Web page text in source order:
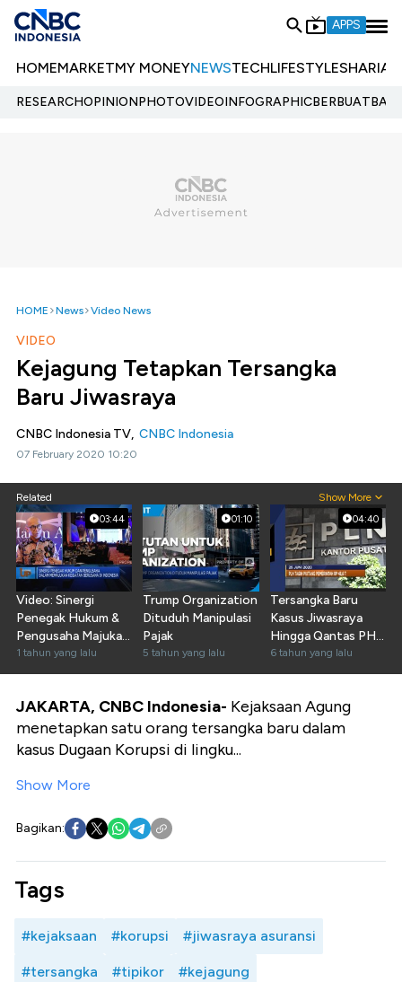
APPS
HOMEMARKETMY MONEYNEWSTECHLIFESTYLESHARIA
RESEARCHOPINIONPHOTOVIDEOINFOGRAPHIC
HOME News Video News
VIDEO
Kejagung Tetapkan Tersangka
Baru Jiwasraya
CNBC Indonesia TV, CNBC Indonesia
07 February 2020 10:20
Related Show More
03:44
Video: Sinergi
Penegak Hukum &
Pengusaha Majukan
Dunia Usaha RI
1 tahun yang lalu
01:10
Trump Organization
Dituduh Manipulasi
Pajak
5 tahun yang lalu
04:40
Tersangka Baru
Kasus Jiwasraya
Hingga Qantas PHK
20% Pegawai
6 tahun yang lalu
JAKARTA, CNBC Indonesia- Kejaksaan Agung
menetapkan satu orang tersangka baru dalam
kasus Dugaan Korupsi di lingku...
Show More
Bagikan:
Tags
#kejaksaan #korupsi #jiwasraya asuransi
#tersangka #tipikor #kejagung